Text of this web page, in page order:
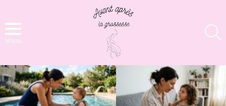
Menu
LATEST
STORIES